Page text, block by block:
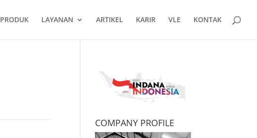
PRODUK LAYANAN ARTIKEL KARIR VLE KONTAK
COMPANY PROFILE